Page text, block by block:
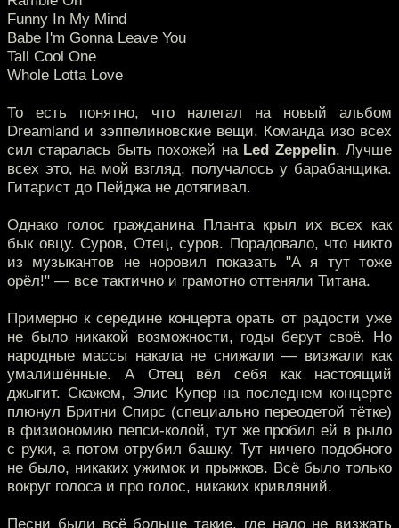
Funny In My Mind
Babe I'm Gonna Leave You
Tall Cool One
Whole Lotta Love
То есть понятно, что налегал на новый альбом
Dreamland и зэппелиновские вещи. Команда изо всех
сил старалась быть похожей на Led Zeppelin. Лучше
всех это, на мой взгляд, получалось у барабанщика.
Гитарист до Пейджа не дотягивал.
Однако голос гражданина Планта крыл их всех как
бык овцу. Суров, Отец, суров. Порадовало, что никто
из музыкантов не норовил показать "А я тут тоже
орёл!" — все тактично и грамотно оттеняли Титана.
Примерно к середине концерта орать от радости уже
не было никакой возможности, годы берут своё. Но
народные массы накала не снижали — визжали как
умалишённые. А Отец вёл себя как настоящий
джыгит. Скажем, Элис Купер на последнем концерте
плюнул Бритни Спирс (специально переодетой тётке)
в физиономию пепси-колой, тут же пробил ей в рыло
с руки, а потом отрубил башку. Тут ничего подобного
не было, никаких ужимок и прыжков. Всё было только
вокруг голоса и про голос, никаких кривляний.
Песни были всё больше такие, где надо не визжать